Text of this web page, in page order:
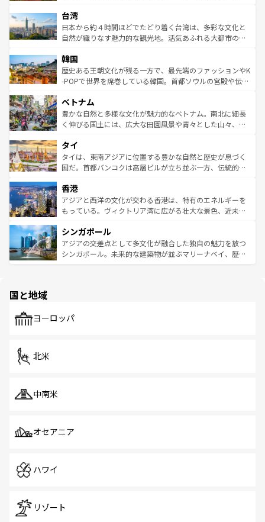
ならではの贅沢な旅のスタイルだ。 なお、新着のアメリカ
情報はコンテンツ一覧を参照してほしい。
れるおもてなしの心で訪れる人々を迎えてくれるハワイの
人々、おいしいローカルフードやハワイアンミュージッ
ク、伝統的なフラダンスなど、すべてがハワイの魅力を彩
ワイを、存分に味わってほしい。 なお、新着のハワイ情報
はコンテンツ一覧を参照してほしい。
リアリーフや大陸中央部にそびえるウルル（エアーズロッ
ク）、タスマニアの美しい原生林やケアンズの熱帯雨林な
ど、見どころがたくさん。また、カフェやワイン、オージ
いる。アクティビティも充実しており、サーフィンやダイ
ビング、ハイキングなど、アウトドア好きにはたまらな
い。オーストラリアの多彩な魅力を存分に味わいつくそ
参照してほしい。
台湾
日本から約４時間ほどでたどり着く台湾は、多彩な文化と
自然が織りなす魅力的な観光地。活気あふれる大都市の台
ン）、静ひつな山岳地帯である台湾東部など、都市の喧騒
と山間の静けさが共存しており、訪れる人に新しい発見と
驚きをもたらしてくれる。また、奥深い台湾の食文化も魅
容にもいいと評判のスイーツなど、バラエティ豊かな料理
が味わえる。 なお、新着の台湾情報は コンテンツ一覧を参
照してほしい。
韓国
歴史ある王朝文化が残る一方で、最先端のファッションやK
-POPで世界を席巻している韓国。首都ソウルの宮殿や伝統
き、地方に足を延ばせば四季折々の自然美を楽しむことが
できる。そして、キムチや焼肉、絶品のストリートフード
まで、さまざまな韓国料理が待っている。夜には、韓国な
リティに包まれながら、韓国の多彩な魅力を心ゆくまで味
わってみてほしい。 なお、新着の韓国情報はコンテンツ一
覧を参照してほしい。
ベトナム
豊かな自然と多様な文化が魅力的なベトナム。南北に細長
く伸びる国土には、広大な田園風景や青々とした山々、世
急速な発展と共に伝統が息づく。ハノイの古い町並みやホ
ーチミン市のフランス統治時代の建物も、独特の雰囲気を
醸し出している。また、バラエティの豊かさとおいしさで
とつ。フォーやバインミー、ベトナムコーヒーなどは、ぜ
ひ現地で味わいたい。どの地域を訪れてもあたたかい人々
が旅行者を迎えてくれるので、きっと忘れられない旅にな
参照してほしい。
タイ
タイは、東南アジアに位置する豊かな自然と歴史が息づく
国だ。首都バンコクは高層ビルが立ち並ぶ一方、伝統的な
の活気が交差している。北部ではチェンマイなどの山岳地
帯で自然と触れ合い、南部ではプーケットやクラビの美し
いビーチでリゾート気分を楽しむことができる。タイ料理
激する。気候は一年中温暖で、どの季節にも異なる楽しみ
が待っている。親しみやすいタイの人々、仏教を中心とし
た文化、そして多様な観光資源が、訪れる旅人を魅了し続
香港
アジアと西洋の文化が交わる香港は、特有のエネルギーを
もっている。ヴィクトリア湾に広がる壮大な景色、近未来
み、どこを訪れても感動するはず。観光スポットが密集し
ており、効率よく見どころを回れるのも魅力。息をのむよ
うな絶景から文化的な体験まで、香港を存分に楽しみ尽く
シンガポール
アジアの交差点として多文化が融合した独自の魅力を放つ
シンガポール。未来的な建築物が並ぶマリーナベイ、歴史
で、ホーカーズは地元の風情を楽しめる外せないスポット
国と地域
ヨーロッパ
北米
中南米
オセアニア
ハワイ
リゾート